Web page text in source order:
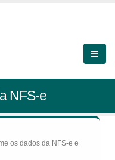
NFS-e
os dados da NFS-e e